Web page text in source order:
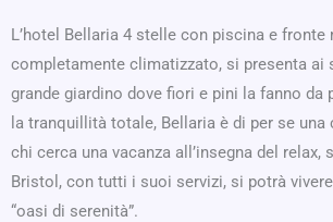
L’hotel Bellaria 4 stelle con piscina e fronte
completamente climatizzato, si presenta ai
grande giardino dove fiori e pini la fanno da
la tranquillità totale, Bellaria è di per se
chi cerca una vacanza all’insegna del relax,
Bristol, con tutti i suoi servizi, si potrà
“oasi di serenità”.